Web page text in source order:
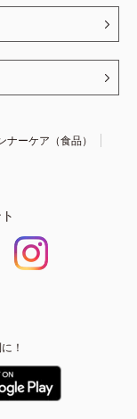
ナーケア（食品）
！